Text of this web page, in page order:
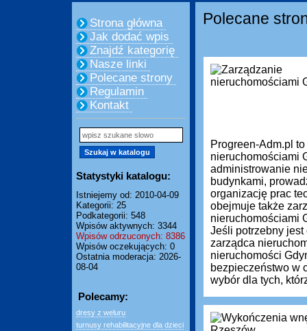
Strona główna
Jak dodać wpis
Znajdź kategorię
Nasze linki
Polecane strony
Regulamin
Kontakt
Statystyki katalogu:
Istniejemy od: 2010-04-09
Kategorii: 25
Podkategorii: 548
Wpisów aktywnych: 3344
Wpisów odrzuconych: 8386
Wpisów oczekujących: 0
Ostatnia moderacja: 2026-
08-04
Polecamy:
dresy z weluru
turnusy rehabilitacyjne dla dzieci
Polecane
Progreen-Adm.pl
nieruchomościami
administrowanie
budynkami,
organizację prac
obejmuje także
nieruchomościami
Jeśli potrzebny
zarządca
nieruchomości
bezpieczeństwo w
wybór dla tych,